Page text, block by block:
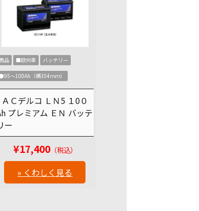
商品 ■欧州車 バッテリー
～100Ah（横354ｍｍ）
ＡＣデルコ ＬＮ5 １0０
プレミアム ＥＮ バッテ
ー
¥17,400（税込）
» くわしく見る